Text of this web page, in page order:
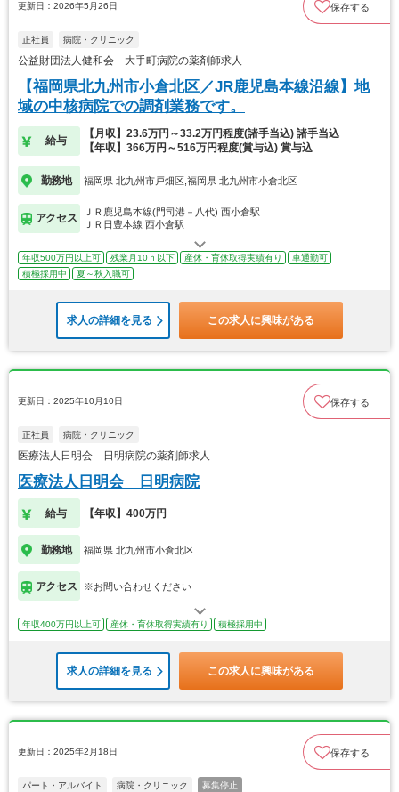
更新日：2026年5月26日 保存する
正社員 病院・クリニック
公益財団法人健和会 大手町病院の薬剤師求人
【福岡県北九州市小倉北区／JR鹿児島本線沿線】地
域の中核病院での調剤業務です。
給与
【月収】23.6万円～33.2万円程度(諸手当込) 諸手当込
【年収】366万円～516万円程度(賞与込) 賞与込
勤務地 福岡県 北九州市戸畑区,福岡県 北九州市小倉北区
アクセス
ＪＲ鹿児島本線(門司港－八代) 西小倉駅
ＪＲ日豊本線 西小倉駅
年収500万円以上可 残業月10ｈ以下 産休・育休取得実績有り
車通勤可
積極採用中
夏～秋入職可
求人の詳細を見る この求人に興味がある
更新日：2025年10月10日 保存する
正社員 病院・クリニック
医療法人日明会 日明病院の薬剤師求人
医療法人日明会 日明病院
給与 【年収】400万円
勤務地 福岡県 北九州市小倉北区
アクセス ※お問い合わせください
年収400万円以上可 産休・育休取得実績有り 積極採用中
求人の詳細を見る この求人に興味がある
更新日：2025年2月18日 保存する
パート・アルバイト 病院・クリニック 募集停止